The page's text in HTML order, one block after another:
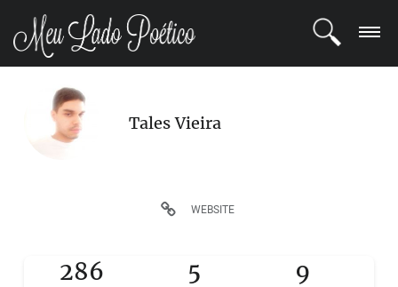
LOGIN
REGISTRO
COMUNIDADE
Tales Vieira
WEBSITE
286 5 9